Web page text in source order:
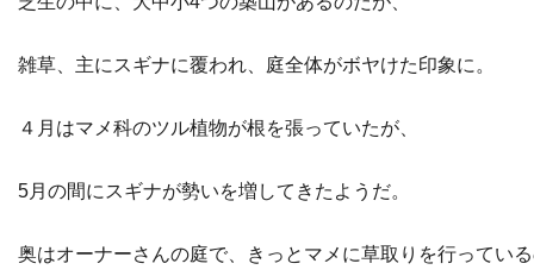
雑草、主にスギナに覆われ、庭全体がボヤけた印象に。
４月はマメ科のツル植物が根を張っていたが、
5月の間にスギナが勢いを増してきたようだ。
奥はオーナーさんの庭で、きっとマメに草取りを行ってい